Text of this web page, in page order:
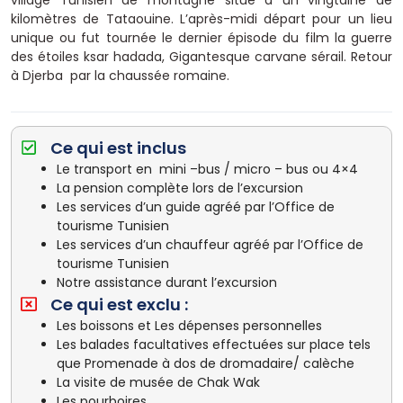
kilomètres de Tataouine. L’après-midi départ pour un lieu
unique ou fut tournée le dernier épisode du film la guerre
des étoiles ksar hadada, Gigantesque carvane sérail. Retour
à Djerba par la chaussée romaine.
Ce qui est inclus
Le transport en mini –bus / micro – bus ou 4×4
La pension complète lors de l’excursion
Les services d’un guide agréé par l’Office de
tourisme Tunisien
Les services d’un chauffeur agréé par l’Office de
tourisme Tunisien
Notre assistance durant l’excursion
Ce qui est exclu :
Les boissons et Les dépenses personnelles
Les balades facultatives effectuées sur place tels
que Promenade à dos de dromadaire/ calèche
La visite de musée de Chak Wak